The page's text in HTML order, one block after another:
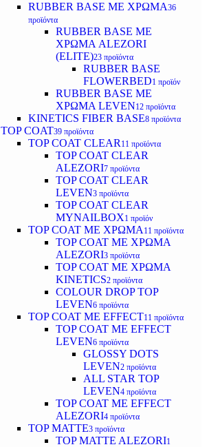
RUBBER BASE ΜΕ ΧΡΩΜΑ36
προϊόντα
RUBBER BASE ΜΕ
ΧΡΩΜΑ ALEZORI
(ELITE)23 προϊόντα
RUBBER BASE
FLOWERBED1 προϊόν
RUBBER BASE ΜΕ
ΧΡΩΜΑ LEVEN12 προϊόντα
KINETICS FIBER BASE8 προϊόντα
TOP COAT39 προϊόντα
TOP COAT CLEAR 11 προϊόντα
TOP COAT CLEAR
ALEZORI7 προϊόντα
TOP COAT CLEAR
LEVEN3 προϊόντα
TOP COAT CLEAR
MYNAILBOX1 προϊόν
TOP COAT ΜΕ ΧΡΩΜΑ 11 προϊόντα
TOP COAT ΜΕ ΧΡΩΜΑ
ALEZORI3 προϊόντα
TOP COAT ΜΕ ΧΡΩΜΑ
KINETICS2 προϊόντα
COLOUR DROP TOP
LEVEN6 προϊόντα
TOP COAT ΜΕ EFFECT11 προϊόντα
TOP COAT ME EFFECT
LEVEN6 προϊόντα
GLOSSY DOTS
LEVEN2 προϊόντα
ALL STAR TOP
LEVEN4 προϊόντα
TOP COAT ME EFFECT
ALEZORI4 προϊόντα
TOP MATTE3 προϊόντα
TOP MATTE ALEZORI1